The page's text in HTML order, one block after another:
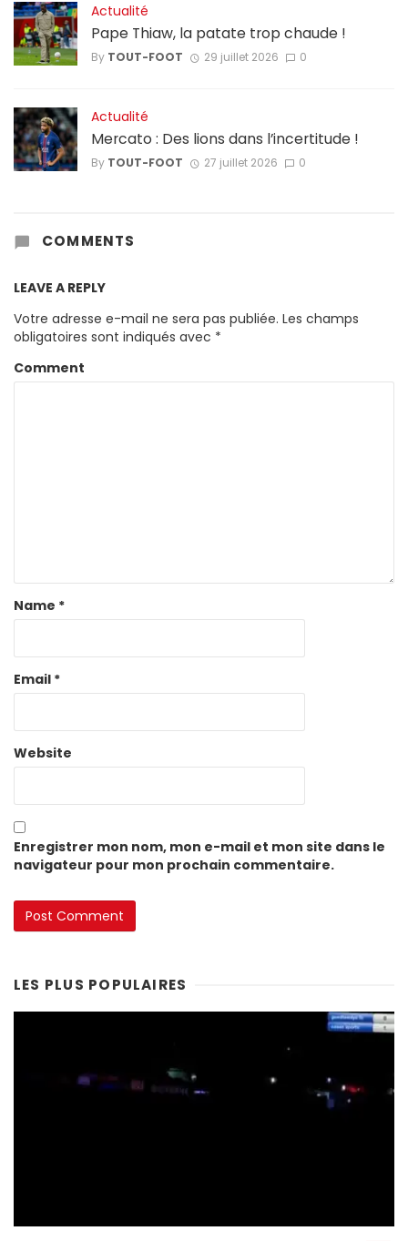
Actualité
Pape Thiaw, la patate trop chaude !
By TOUT-FOOT 29 juillet 2026 0
Actualité
Mercato : Des lions dans l’incertitude !
By TOUT-FOOT 27 juillet 2026 0
COMMENTS
LEAVE A REPLY
Votre adresse e-mail ne sera pas publiée. Les champs
obligatoires sont indiqués avec *
Comment
Name *
Email *
Website
Enregistrer mon nom, mon e-mail et mon site dans le
navigateur pour mon prochain commentaire.
LES PLUS POPULAIRES